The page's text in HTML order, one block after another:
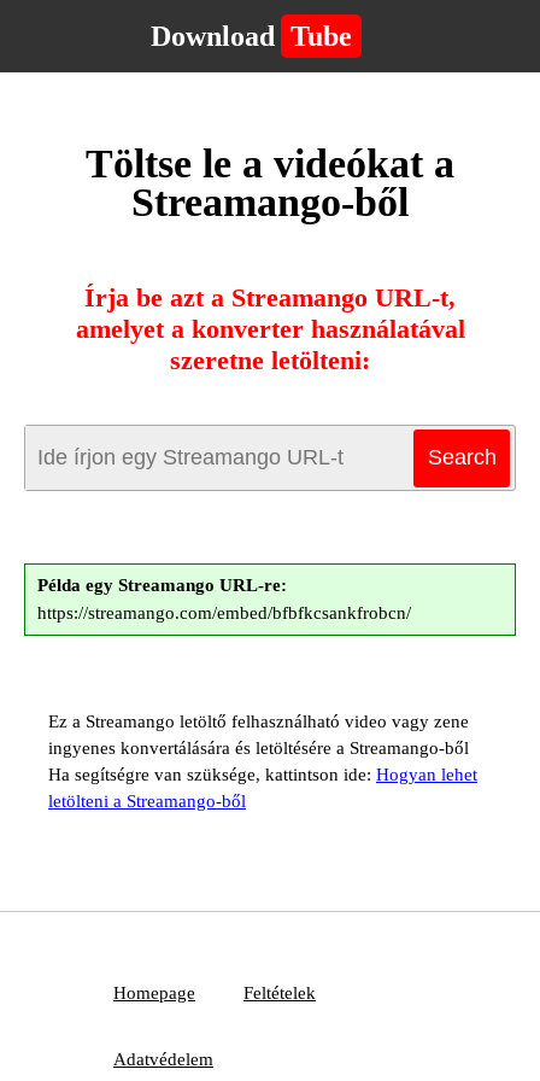
Download Tube
Töltse le a videókat a
Streamango-ből
Írja be azt a Streamango URL-t,
amelyet a konverter használatával
szeretne letölteni:
Példa egy Streamango URL-re:
https://streamango.com/embed/bfbfkcsankfrobcn/
Ez a Streamango letöltő felhasználható video vagy zene
ingyenes konvertálására és letöltésére a Streamango-ből
Ha segítségre van szüksége, kattintson ide: Hogyan lehet
letölteni a Streamango-ből
Homepage Feltételek
Adatvédelem